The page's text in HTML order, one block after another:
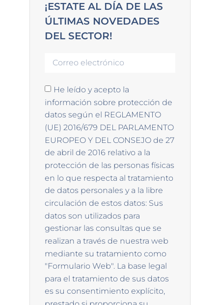
¡ESTATE AL DÍA DE LAS
ÚLTIMAS NOVEDADES
DEL SECTOR!
He leído y acepto la
información sobre protección de
datos según el REGLAMENTO
(UE) 2016/679 DEL PARLAMENTO
EUROPEO Y DEL CONSEJO de 27
de abril de 2016 relativo a la
protección de las personas físicas
en lo que respecta al tratamiento
de datos personales y a la libre
circulación de estos datos: Sus
datos son utilizados para
gestionar las consultas que se
realizan a través de nuestra web
mediante su tratamiento como
"Formulario Web". La base legal
para el tratamiento de sus datos
es su consentimiento explícito,